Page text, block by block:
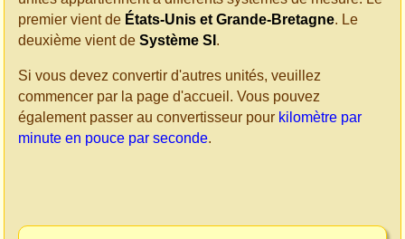
premier vient de États-Unis et Grande-Bretagne. Le
deuxième vient de Système SI .
Si vous devez convertir d'autres unités, veuillez
commencer par la page d'accueil. Vous pouvez
également passer au convertisseur pour kilomètre par
minute en pouce par seconde.